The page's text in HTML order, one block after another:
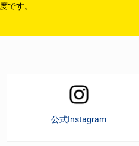
です。
公式Instagram